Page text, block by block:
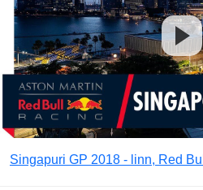
Singapuri GP 2018 - linn, Red Bull